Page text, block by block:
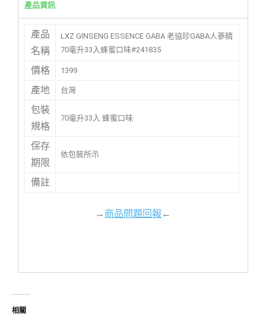
產品資訊
產品
名稱
LXZ GINSENG ESSENCE GABA 老協珍GABA人蔘精
70毫升33入蜂蜜口味#241835
價格 1399
產地 台灣
包裝
規格
70毫升33入 蜂蜜口味
保存
期限
依包裝所示
備註
→商品問題回報←
相關